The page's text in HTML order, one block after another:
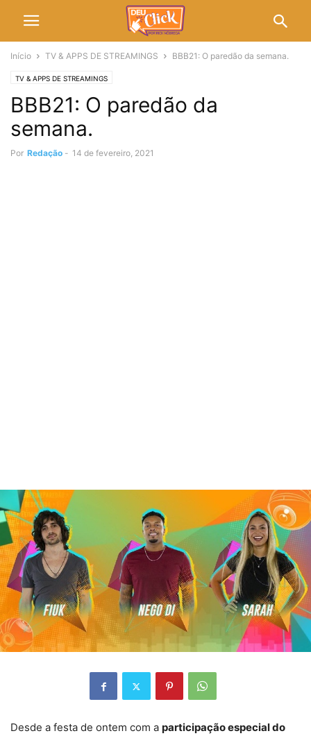
Início TV & APPS DE STREAMINGS BBB21: O paredão da semana.
TV & APPS DE STREAMINGS
BBB21: O paredão da
semana.
Por Redação - 14 de fevereiro, 2021
Desde a festa de ontem com a participação especial do